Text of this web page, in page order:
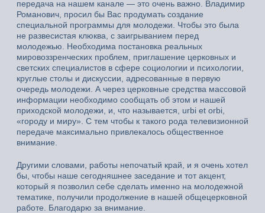
передача на нашем канале — это очень важно. Владимир
Романович, просил бы Вас продумать создание
специальной программы для молодежи. Чтобы это была
не развесистая клюква, с заигрыванием перед
молодежью. Необходима постановка реальных
мировоззренческих проблем, приглашение церковных и
светских специалистов в сфере социологии и психологии,
круглые столы и дискуссии, адресованные в первую
очередь молодежи. А через церковные средства массовой
информации необходимо сообщать об этом и нашей
приходской молодежи, и, что называется, urbi et orbi,
«городу и миру». С тем чтобы к такого рода телевизионной
передаче максимально привлекалось общественное
внимание.
Другими словами, работы непочатый край, и я очень хотел
бы, чтобы наше сегодняшнее заседание и тот акцент,
который я позволил себе сделать именно на молодежной
тематике, получили продолжение в нашей общецерковной
работе. Благодарю за внимание.